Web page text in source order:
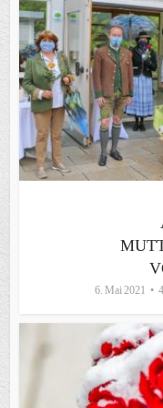
6. Mai 2021